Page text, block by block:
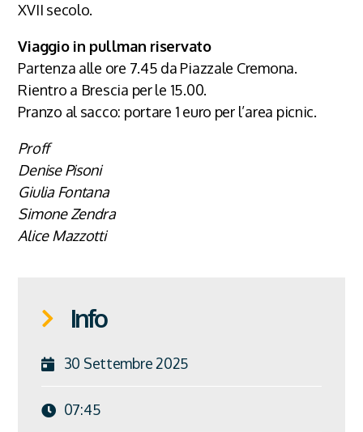
XVII secolo.
Viaggio in pullman riservato
Partenza alle ore 7.45 da Piazzale Cremona.
Rientro a Brescia per le 15.00.
Pranzo al sacco: portare 1 euro per l’area picnic.
Proff
Denise Pisoni
Giulia Fontana
Simone Zendra
Alice Mazzotti
Info
30 Settembre 2025
07:45